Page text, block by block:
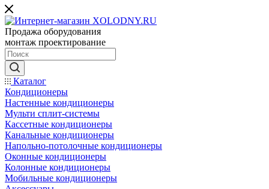
Продажа оборудования
монтаж проектирование
Каталог
Кондиционеры
Настенные кондиционеры
Мульти сплит-системы
Кассетные кондиционеры
Канальные кондиционеры
Напольно-потолочные кондиционеры
Оконные кондиционеры
Колонные кондиционеры
Мобильные кондиционеры